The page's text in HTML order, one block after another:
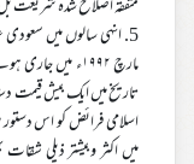
متفقہ اصلاح شدہ شریعت بل ۱۹۸۶ء بھی زیر نظر اِشاعت میں
5. انہی سالوں میں
مارچ ۱۹۹۲ء
تاریخ میں ایک بیش قیمت